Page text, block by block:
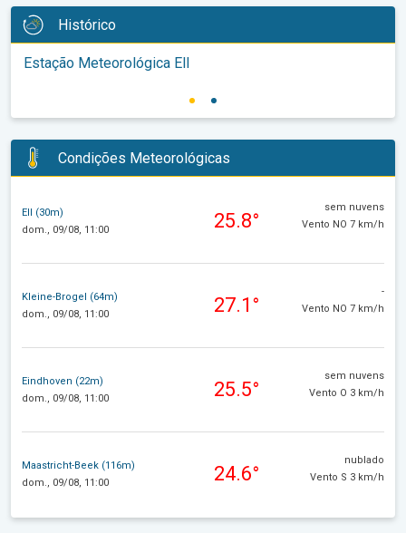
Histórico
Estação Meteorológica Ell
Condições Meteorológicas
Ell (30m)
dom., 09/08, 11:00
25.8°
sem nuvens
Vento NO 7 km/h
Kleine-Brogel (64m)
dom., 09/08, 11:00
27.1°
-
Vento NO 7 km/h
Eindhoven (22m)
dom., 09/08, 11:00
25.5°
sem nuvens
Vento O 3 km/h
Maastricht-Beek (116m)
dom., 09/08, 11:00
24.6°
nublado
Vento S 3 km/h